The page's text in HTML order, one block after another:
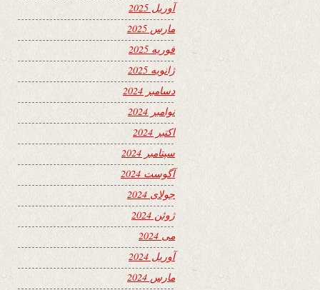
آوریل 2025
مارس 2025
فوریه 2025
ژانویه 2025
دسامبر 2024
نوامبر 2024
اکتبر 2024
سپتامبر 2024
آگوست 2024
جولای 2024
ژوئن 2024
می 2024
آوریل 2024
مارس 2024